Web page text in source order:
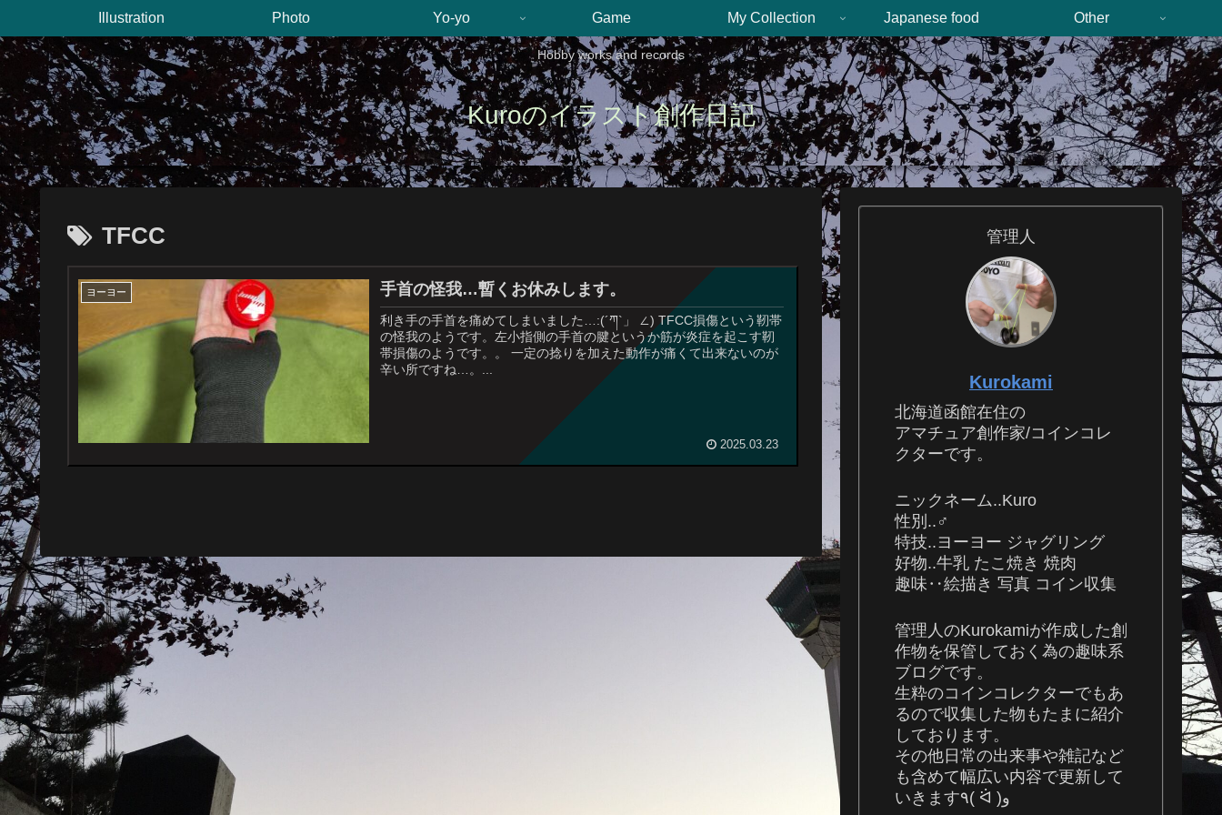
Hobby works and records
Kuroのイラスト創作日記
Illustration Photo Yo-yo Game My Collection Japanese food Other
TFCC
ヨーヨー 手首の怪我…暫くお休みします。
利き手の手首を痛めてしまいました…:(´ཀ`」 ∠) TFCC損傷という靭帯
の怪我のようです。左小指側の手首の腱というか筋が炎症を起こす靭
帯損傷のようです。。 一定の捻りを加えた動作が痛くて出来ないのが
辛い所ですね…。...
2025.03.23
管理人
Kurokami
北海道函館在住の
アマチュア創作家/コインコレ
クターです。
ニックネーム..Kuro
性別..♂
特技..ヨーヨー ジャグリング
好物..牛乳 たこ焼き 焼肉
趣味‥絵描き 写真 コイン収集
管理人のKurokamiが作成した創
作物を保管しておく為の趣味系
ブログです。
生粋のコインコレクターでもあ
るので収集した物もたまに紹介
しております。
その他日常の出来事や雑記など
も含めて幅広い内容で更新して
いきます٩( ᐛ )و